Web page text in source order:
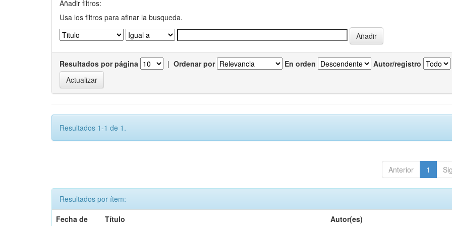
Añadir filtros:
Usa los filtros para afinar la busqueda.
Resultados por página | Ordenar por En orden Autor/registro
Resultados 1-1 de 1.
Anterior 1
Resultados por ítem:
Fecha de
Título Autor(es)